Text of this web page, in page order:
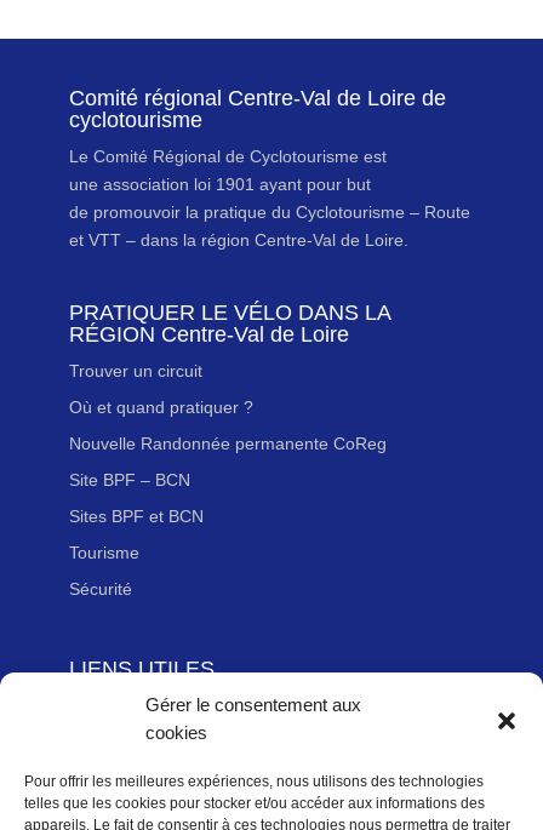
Gérer le consentement aux
cookies
Pour offrir les meilleures expériences, nous utilisons des technologies
telles que les cookies pour stocker et/ou accéder aux informations des
appareils. Le fait de consentir à ces technologies nous permettra de traiter
Comité régional Centre-Val de Loire de
cyclotourisme
Le Comité Régional de Cyclotourisme est
une association loi 1901 ayant pour but
de promouvoir la pratique du Cyclotourisme – Route
et VTT – dans la région Centre-Val de Loire.
PRATIQUER LE VÉLO DANS LA
RÉGION Centre-Val de Loire
Trouver un circuit
Où et quand pratiquer ?
Nouvelle Randonnée permanente CoReg
Site BPF – BCN
Sites BPF et BCN
Tourisme
Sécurité
LIENS UTILES
Adhérer à la Fédération Française de cyclotourisme
Newsletter
Mentions légales
Politique des données personnelles